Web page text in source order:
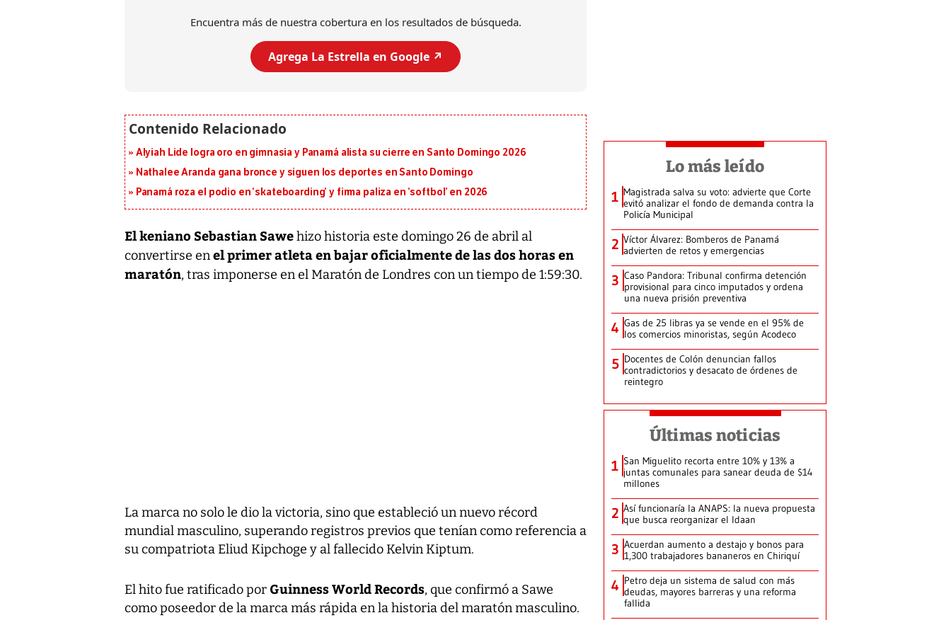
Encuentra más de nuestra cobertura en los resultados de búsqueda.
Agrega La Estrella en Google ↗️
Alyiah Lide logra oro en gimnasia y Panamá alista su cierre en Santo Domingo 2026
Nathalee Aranda gana bronce y siguen los deportes en Santo Domingo
Panamá roza el podio en ‘skateboarding’ y firma paliza en ‘softbol’ en 2026
El keniano Sebastian Sawehizo historia este domingo 26 de abril al
convertirse enel primer atleta en bajar oficialmente de las dos horas en
maratón, tras imponerse en el Maratón de Londres con un tiempo de 1:59:30.
La marca no solo le dio la victoria, sino que estableció un nuevo récord
mundial masculino, superando registros previos que tenían como referencia a
su compatriota Eliud Kipchoge y al fallecido Kelvin Kiptum.
El hito fue ratificado por Guinness World Records, que confirmó a Sawe
como poseedor de la marca más rápida en la historia del maratón masculino.
Lo más leído
1 Magistrada salva su voto: advierte que Corte
evitó analizar el fondo de demanda contra la
Policía Municipal
2 Víctor Álvarez: Bomberos de Panamá
advierten de retos y emergencias
3 Caso Pandora: Tribunal confirma detención
provisional para cinco imputados y ordena
una nueva prisión preventiva
4 Gas de 25 libras ya se vende en el 95% de
los comercios minoristas, según Acodeco
5 Docentes de Colón denuncian fallos
contradictorios y desacato de órdenes de
reintegro
Últimas noticias
1 San Miguelito recorta entre 10% y 13% a
juntas comunales para sanear deuda de $14
millones
2 Así funcionaría la ANAPS: la nueva propuesta
que busca reorganizar el Idaan
3 Acuerdan aumento a destajo y bonos para
1,300 trabajadores bananeros en Chiriquí
4 Petro deja un sistema de salud con más
deudas, mayores barreras y una reforma
fallida